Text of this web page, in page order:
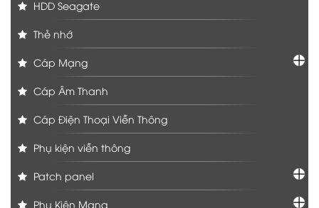
HDD Seagate
Thẻ nhớ
Cáp Mạng
Cáp Âm Thanh
Cáp Điện Thoại Viễn Thông
Phụ kiện viễn thông
Patch panel
Phụ Kiện Mạng